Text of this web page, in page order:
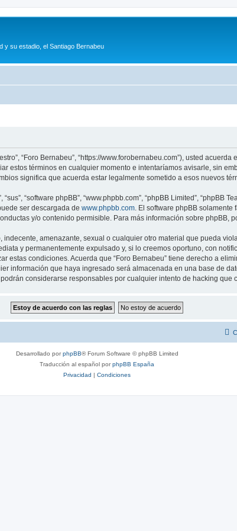
y su estadio, el Santiago Bernabeu
“Foro Bernabeu”, “https://www.forobernabeu.com”), usted
estos términos en cualquier momento e intentaríamos avisarle, sin
significa que acuerda estar legalmente sometido a esos nuevos
“software phpBB”, “www.phpbb.com”, “phpBB Limited”, “phpBB
ser descargada de www.phpbb.com. El software phpBB solamente
y/o contenido permisible. Para más información sobre phpBB,
amenazante, sexual o cualquier otro material que pueda
y permanentemente expulsado y, si lo creemos oportuno, con
estas condiciones. Acuerda que “Foro Bernabeu” tiene derecho a
información que haya ingresado será almacenada en una base de
considerarse responsables por cualquier intento de hacking
Desarrollado porphpBB® Forum Software © phpBB Limited
Traducción al español porphpBB España
Privacidad | Condiciones